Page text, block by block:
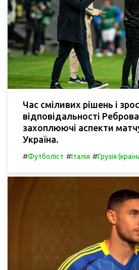
Час сміливих рішень і
відповідальності
захоплюючі аспекти
Україна.
#Футболіст #Італія #Грузія